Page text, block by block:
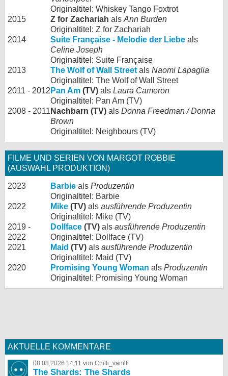
Originaltitel: Whiskey Tango Foxtrot
2015
Z for Zachariah als Ann Burden
Originaltitel: Z for Zachariah
2014
Suite Française - Melodie der Liebe als
Celine Joseph
Originaltitel: Suite Française
2013
The Wolf of Wall Street als Naomi Lapaglia
Originaltitel: The Wolf of Wall Street
2011 - 2012 Pan Am (TV) als Laura Cameron
Originaltitel: Pan Am (TV)
2008 - 2011 Nachbarn (TV) als Donna Freedman / Donna
Brown
Originaltitel: Neighbours (TV)
FILME UND SERIEN VON MARGOT ROBBIE
(AUSWAHL PRODUKTION)
2023 Barbie als Produzentin
Originaltitel: Barbie
2022
Mike (TV) als ausführende Produzentin
Originaltitel: Mike (TV)
2019 -
2022
Dollface (TV) als ausführende Produzentin
Originaltitel: Dollface (TV)
2021
Maid (TV) als ausführende Produzentin
Originaltitel: Maid (TV)
2020
Promising Young Woman als Produzentin
Originaltitel: Promising Young Woman
AKTUELLE KOMMENTARE
08.08.2026 14:11 von Chilli_vanilli
The Shards: The Shards